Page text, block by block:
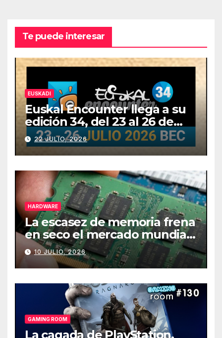
Te puede interesar
EUSKADI
Euskal Encounter llega a su
edición 34, del 23 al 26 de
julio
22 JULIO, 2026
HARDWARE
La escasez de memoria frena
en seco el mercado mundial
de PCs
10 JULIO, 2026
GAMING ROOM
La cagada de PlayStation,